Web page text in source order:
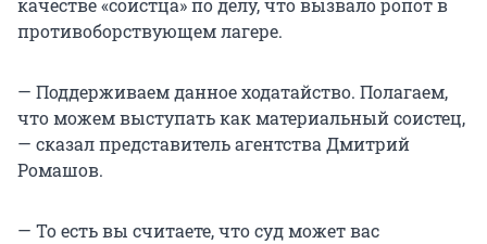
качестве «соистца» по делу, что вызвало ропот в
противоборствующем лагере.
— Поддерживаем данное ходатайство. Полагаем,
что можем выступать как материальный соистец,
— сказал представитель агентства Дмитрий
Ромашов.
— То есть вы считаете, что суд может вас